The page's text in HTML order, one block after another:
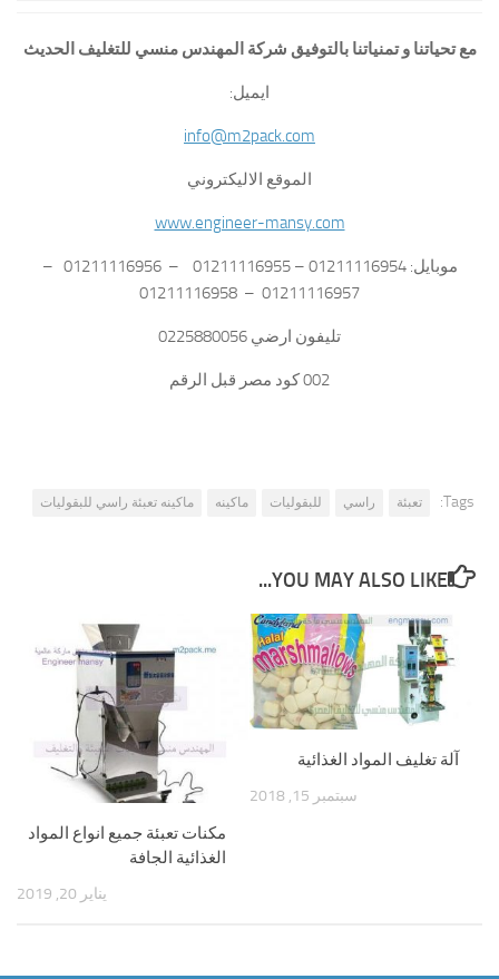
مع تحياتنا و تمنياتنا بالتوفيق شركة المهندس منسي للتغليف الحديث
ايميل:
info@m2pack.com
الموقع الاليكتروني
www.engineer-mansy.com
موبايل: 01211116954 – 01211116955 – 01211116956 –
01211116957 – 01211116958
تليفون ارضي 0225880056
002 كود مصر قبل الرقم
Tags: تعبئة راسي للبقوليات ماكينه ماكينه تعبئة راسي للبقوليات
YOU MAY ALSO LIKE...
مكنات تعبئة جميع انواع المواد
الغذائية الجافة
يناير 20, 2019
آلة تغليف المواد الغذائية
سبتمبر 15, 2018